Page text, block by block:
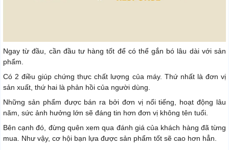
Ngay từ đầu, cần đầu tư hàng tốt để có thể gắn bó lâu dài với sản
phẩm.
Có 2 điều giúp chứng thực chất lượng của máy. Thứ nhất là đơn vị
sản xuất, thứ hai là phản hồi của người dùng.
Những sản phẩm được bán ra bởi đơn vị nổi tiếng, hoạt động lâu
năm, sức ảnh hưởng lớn sẽ đáng tin hơn đơn vị không tên tuổi.
Bên cạnh đó, đừng quên xem qua đánh giá của khách hàng đã từng
mua. Như vậy, cơ hội bạn lựa được sản phẩm tốt sẽ cao hơn hẳn.